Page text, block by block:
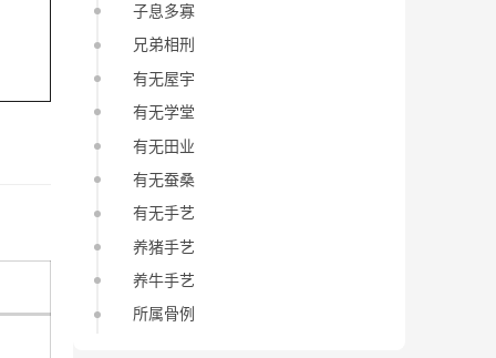
子息多寡
兄弟相刑
有无屋宇
有无学堂
有无田业
有无蚕桑
有无手艺
养猪手艺
养牛手艺
所属骨例